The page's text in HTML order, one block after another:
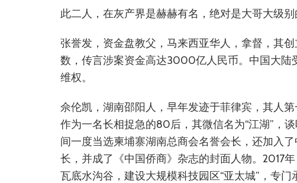
此二人，在灰产界是赫赫有名，绝对是大哥大级别
张誉发，资金盘教父，马来西亚华人，拿督，其
数，传言涉案资金高达3000亿人民币。中国大陆
维权。
佘伦凯，湖南邵阳人，早年发迹于菲律宾，其人
作为一名长相捉急的80后，其微信名为“江湖”，
间一度当选柬埔寨湖南总商会名誉会长，还加入
长，并成了《中国侨商》杂志的封面人物。2017
瓦底水沟谷，建设大规模科技园区“亚太城”，专